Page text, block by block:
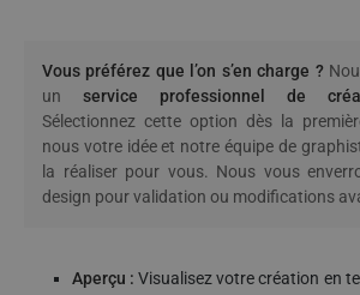
Vous préférez que l’on s’en charge ?
un service professionnel de
Sélectionnez cette option dès la
nous votre idée et notre équipe de
la réaliser pour vous. Nous vous
design pour validation ou modifications
Aperçu : Visualisez votre création en